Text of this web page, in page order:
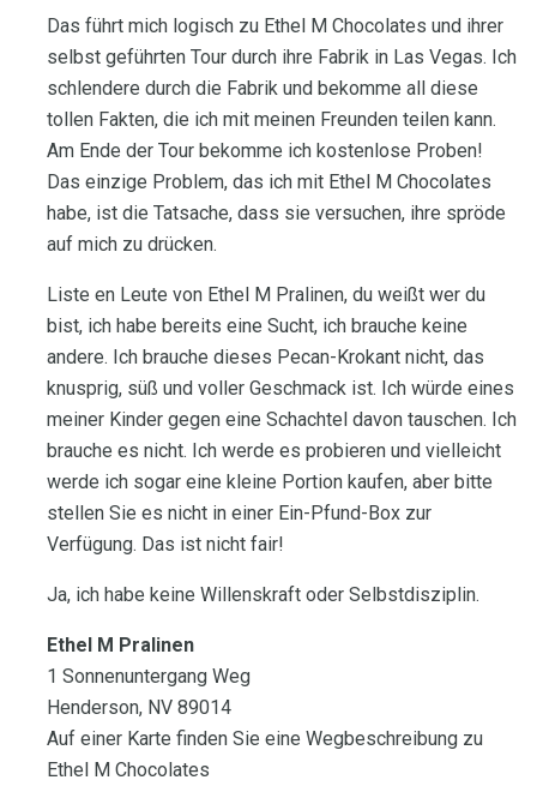
Das führt mich logisch zu Ethel M Chocolates und ihrer
selbst geführten Tour durch ihre Fabrik in Las Vegas. Ich
schlendere durch die Fabrik und bekomme all diese
tollen Fakten, die ich mit meinen Freunden teilen kann.
Am Ende der Tour bekomme ich kostenlose Proben!
Das einzige Problem, das ich mit Ethel M Chocolates
habe, ist die Tatsache, dass sie versuchen, ihre spröde
auf mich zu drücken.
Liste en Leute von Ethel M Pralinen, du weißt wer du
bist, ich habe bereits eine Sucht, ich brauche keine
andere. Ich brauche dieses Pecan-Krokant nicht, das
knusprig, süß und voller Geschmack ist. Ich würde eines
meiner Kinder gegen eine Schachtel davon tauschen. Ich
brauche es nicht. Ich werde es probieren und vielleicht
werde ich sogar eine kleine Portion kaufen, aber bitte
stellen Sie es nicht in einer Ein-Pfund-Box zur
Verfügung. Das ist nicht fair!
Ja, ich habe keine Willenskraft oder Selbstdisziplin.
Ethel M Pralinen
1 Sonnenuntergang Weg
Henderson, NV 89014
Auf einer Karte finden Sie eine Wegbeschreibung zu
Ethel M Chocolates